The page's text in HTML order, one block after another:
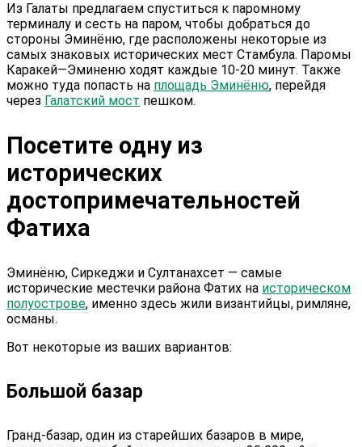
Из Галаты предлагаем спуститься к паромному
терминалу и сесть на паром, чтобы добраться до
стороны Эминёню, где расположены некоторые из
самых знаковых исторических мест Стамбула. Паромы
Каракей—Эминеню ходят каждые 10-20 минут. Также
можно туда попасть на площадь Эминёню, перейдя
через Галатский мост пешком.
Посетите одну из
исторических
достопримечательностей
Фатиха
Эминёню, Сиркеджи и Султанахсет — самые
исторические местечки района Фатих на историческом
полуострове, именно здесь жили византийцы, римляне,
османы.
Вот некоторые из ваших вариантов:
Большой базар
Гранд-базар, один из старейших базаров в мире,